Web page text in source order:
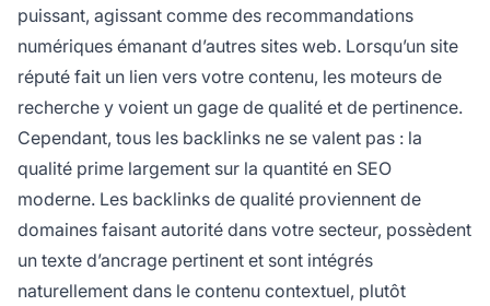
puissant, agissant comme des recommandations
numériques émanant d’autres sites web. Lorsqu’un site
réputé fait un lien vers votre contenu, les moteurs de
recherche y voient un gage de qualité et de pertinence.
Cependant, tous les backlinks ne se valent pas : la
qualité prime largement sur la quantité en SEO
moderne. Les backlinks de qualité proviennent de
domaines faisant autorité dans votre secteur, possèdent
un texte d’ancrage pertinent et sont intégrés
naturellement dans le contenu contextuel, plutôt